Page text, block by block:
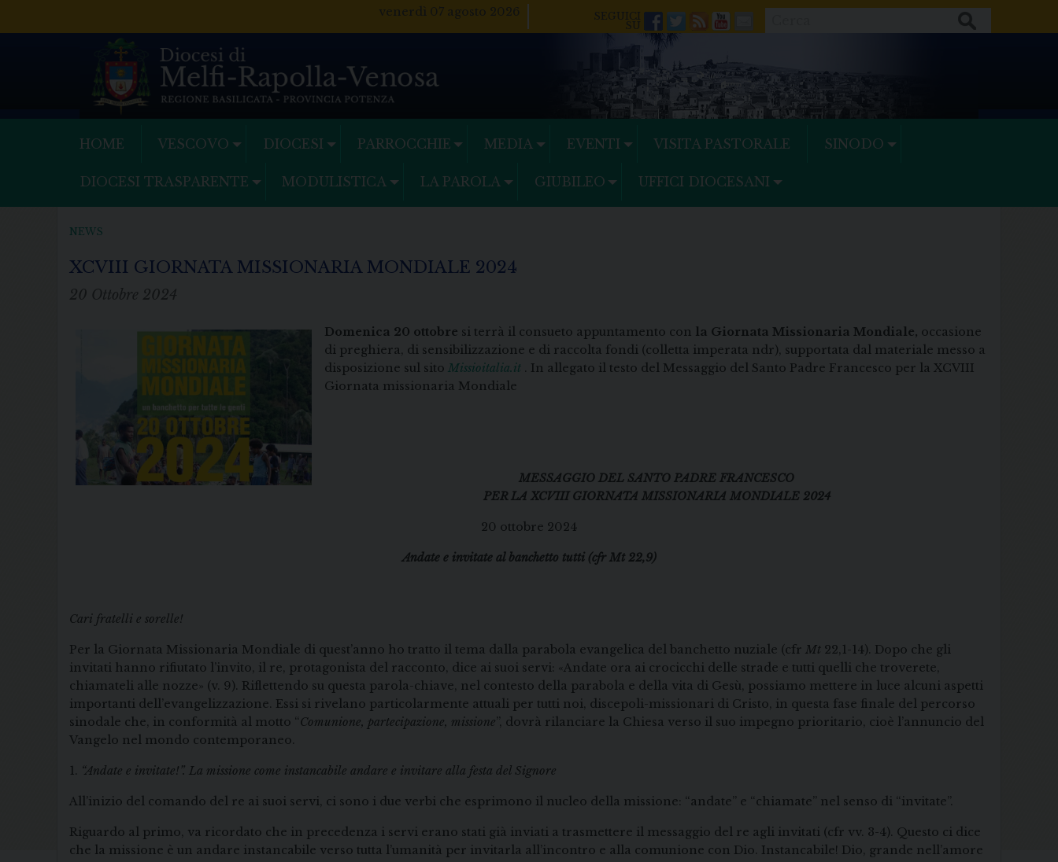
venerdì 07 agosto 2026
Facebook
Twitter
FeedsYoutube
Mail
HOME VESCOVO DIOCESI PARROCCHIE MEDIA EVENTI VISITA PASTORALE SINODO
DIOCESI TRASPARENTE MODULISTICA LA PAROLA GIUBILEO UFFICI DIOCESANI
NEWS
XCVIII GIORNATA MISSIONARIA MONDIALE 2024
20 Ottobre 2024
Domenica 20 ottobre si terrà il consueto appuntamento con la Giornata Missionaria Mondiale, occasione
di preghiera, di sensibilizzazione e di raccolta fondi (colletta imperata ndr), supportata dal materiale messo a
disposizione sul sito Missioitalia.it . In allegato il testo del Messaggio del Santo Padre Francesco per la XCVIII
Giornata missionaria Mondiale
MESSAGGIO DEL SANTO PADRE FRANCESCO
PER LA XCVIII GIORNATA MISSIONARIA MONDIALE 2024
20 ottobre 2024
Andate e invitate al banchetto tutti (cfr Mt 22,9)
Cari fratelli e sorelle!
Per la Giornata Missionaria Mondiale di quest’anno ho tratto il tema dalla parabola evangelica del banchetto nuziale (cfr Mt 22,1-14). Dopo che gli
invitati hanno rifiutato l’invito, il re, protagonista del racconto, dice ai suoi servi: «Andate ora ai crocicchi delle strade e tutti quelli che troverete,
chiamateli alle nozze» (v. 9). Riflettendo su questa parola-chiave, nel contesto della parabola e della vita di Gesù, possiamo mettere in luce alcuni aspetti
importanti dell’evangelizzazione. Essi si rivelano particolarmente attuali per tutti noi, discepoli-missionari di Cristo, in questa fase finale del percorso
sinodale che, in conformità al motto “Comunione, partecipazione, missione”, dovrà rilanciare la Chiesa verso il suo impegno prioritario, cioè l’annuncio del
Vangelo nel mondo contemporaneo.
1. “Andate e invitate!”. La missione come instancabile andare e invitare alla festa del Signore
All’inizio del comando del re ai suoi servi, ci sono i due verbi che esprimono il nucleo della missione: “andate” e “chiamate” nel senso di “invitate”.
Riguardo al primo, va ricordato che in precedenza i servi erano stati già inviati a trasmettere il messaggio del re agli invitati (cfr vv. 3-4). Questo ci dice
che la missione è un andare instancabile verso tutta l’umanità per invitarla all’incontro e alla comunione con Dio. Instancabile! Dio, grande nell’amore